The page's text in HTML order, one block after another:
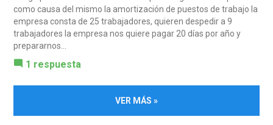
como causa del mismo la amortización de puestos de trabajo la
empresa consta de 25 trabajadores, quieren despedir a 9
trabajadores la empresa nos quiere pagar 20 días por año y
prepararnos...
1 respuesta
VER MÁS »